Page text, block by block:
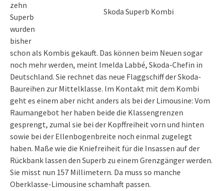
Skoda Superb Kombi
zehn
Superb
wurden
bisher
schon als Kombis gekauft. Das können beim Neuen sogar
noch mehr werden, meint Imelda Labbé, Skoda-Chefin in
Deutschland. Sie rechnet das neue Flaggschiff der Skoda-
Baureihen zur Mittelklasse. Im Kontakt mit dem Kombi
geht es einem aber nicht anders als bei der Limousine: Vom
Raumangebot her haben beide die Klassengrenzen
gesprengt, zumal sie bei der Kopffreiheit vorn und hinten
sowie bei der Ellenbogenbreite noch einmal zugelegt
haben. Maße wie die Kniefreiheit für die Insassen auf der
Rückbank lassen den Superb zu einem Grenzgänger werden.
Sie misst nun 157 Millimetern. Da muss so manche
Oberklasse-Limousine schamhaft passen.